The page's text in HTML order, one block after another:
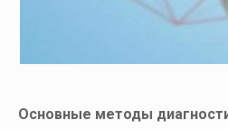
Основные методы